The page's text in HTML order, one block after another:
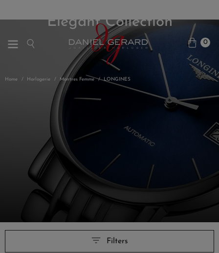
0
Home Horlogerie Montres Femme LONGINES
Elegant Collection
Filters